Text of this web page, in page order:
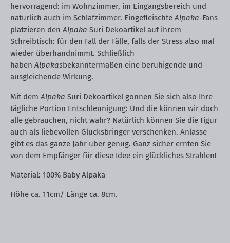
hervorragend: im Wohnzimmer, im Eingangsbereich und
natürlich auch im Schlafzimmer. EingefleischteAlpaka-Fans
platzieren denAlpaka Suri Dekoartikel auf ihrem
Schreibtisch: für den Fall der Fälle, falls der Stress also mal
wieder überhandnimmt. Schließlich
habenAlpakasbekanntermaßen eine beruhigende und
ausgleichende Wirkung.
Mit dem Alpaka Suri Dekoartikel gönnen Sie sich also Ihre
tägliche Portion Entschleunigung: Und die können wir doch
alle gebrauchen, nicht wahr? Natürlich können Sie die Figur
auch als liebevollen Glücksbringer verschenken. Anlässe
gibt es das ganze Jahr über genug. Ganz sicher ernten Sie
von dem Empfänger für diese Idee ein glückliches Strahlen!
Material: 100% Baby Alpaka
Höhe ca. 11cm/ Länge ca. 8cm.